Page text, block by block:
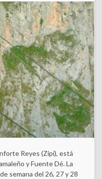
Reyes (Zipi), está
y Fuente Dé. La
semana del 26, 27 y 28